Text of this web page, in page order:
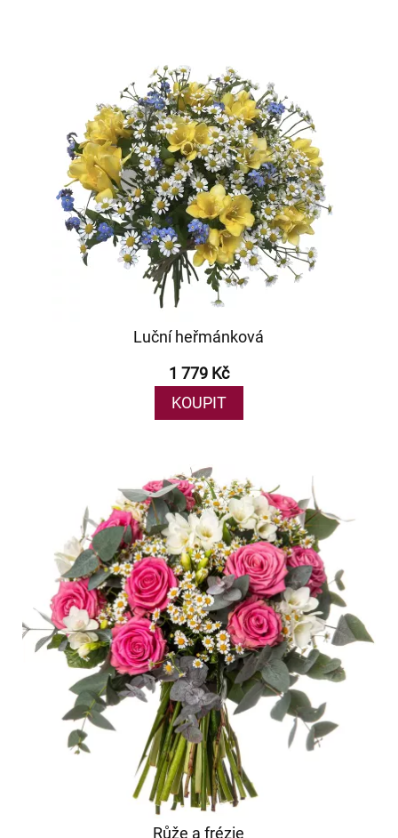
Luční heřmánková
1 779 Kč
KOUPIT
Růže a frézie